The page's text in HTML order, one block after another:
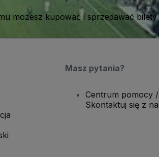
możesz kupować i sprzedawać
Masz pytania?
Centrum pomocy /
Skontaktuj się z